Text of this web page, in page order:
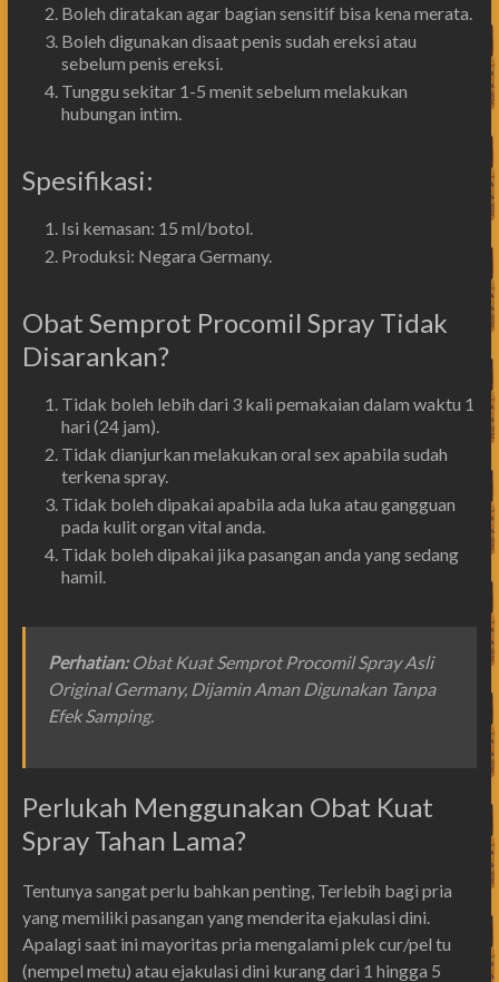
Boleh diratakan agar bagian sensitif bisa kena merata.
Boleh digunakan disaat penis sudah ereksi atau
sebelum penis ereksi.
Tunggu sekitar 1-5 menit sebelum melakukan
hubungan intim.
Spesifikasi:
Isi kemasan: 15 ml/botol.
Produksi: Negara Germany.
Obat Semprot Procomil Spray Tidak
Disarankan?
Tidak boleh lebih dari 3 kali pemakaian dalam waktu 1
hari (24 jam).
Tidak dianjurkan melakukan oral sex apabila sudah
terkena spray.
Tidak boleh dipakai apabila ada luka atau gangguan
pada kulit organ vital anda.
Tidak boleh dipakai jika pasangan anda yang sedang
hamil.
Perhatian: Obat Kuat Semprot Procomil Spray Asli
Original Germany, Dijamin Aman Digunakan Tanpa
Efek Samping.
Perlukah Menggunakan Obat Kuat
Spray Tahan Lama?
Tentunya sangat perlu bahkan penting, Terlebih bagi pria
yang memiliki pasangan yang menderita ejakulasi dini.
Apalagi saat ini mayoritas pria mengalami plek cur/pel tu
(nempel metu) atau ejakulasi dini kurang dari 1 hingga 5